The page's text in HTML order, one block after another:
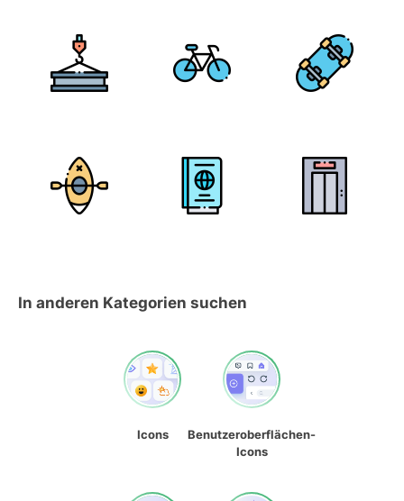
In anderen Kategorien suchen
Icons
Benutzeroberflächen-
Icons